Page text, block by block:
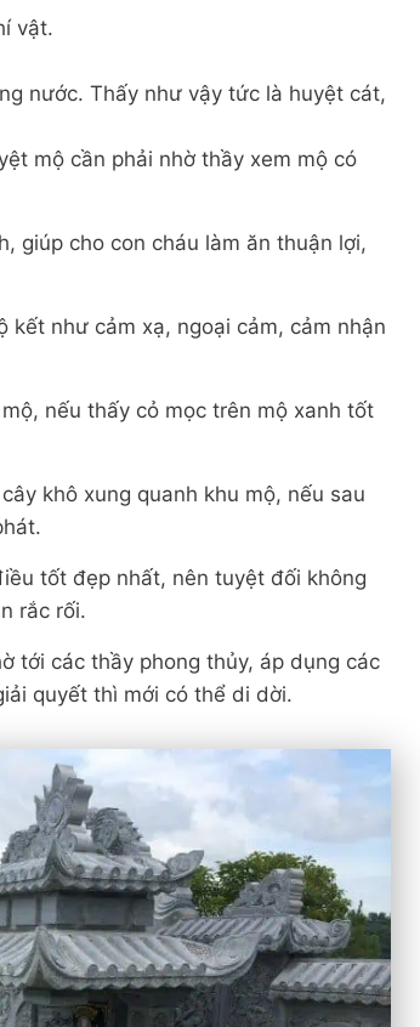
vật.
nước. Thấy như vậy tức là huyệt cát,
mộ cần phải nhờ thầy xem mộ có
giúp cho con cháu làm ăn thuận lợi,
kết như cảm xạ, ngoại cảm, cảm nhận
nếu thấy cỏ mọc trên mộ xanh tốt
khô xung quanh khu mộ, nếu sau
tốt đẹp nhất, nên tuyệt đối không
rắc rối.
tới các thầy phong thủy, áp dụng các
quyết thì mới có thể di dời.